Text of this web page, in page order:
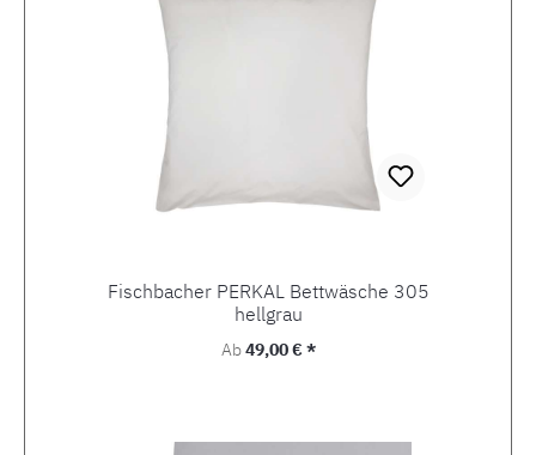
Fischbacher PERKAL Bettwäsche 305
hellgrau
Regulärer Preis:
Ab49,00 € *